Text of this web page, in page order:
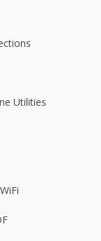
Utilities